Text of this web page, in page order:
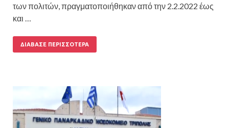
των πολιτών, πραγματοποιήθηκαν από την 2.2.2022 έως
και …
ΔΙΆΒΑΣΕ ΠΕΡΙΣΣΌΤΕΡΑ